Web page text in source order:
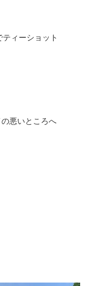
ィーショット
悪いところへ